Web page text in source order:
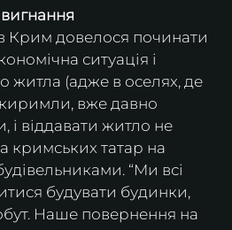
Крим довелося починати
ситуація і
житла (адже в оселях, де
вже давно
віддавати житло не
кримських татар на
“Ми всі
будувати будинки,
Наше повернення на